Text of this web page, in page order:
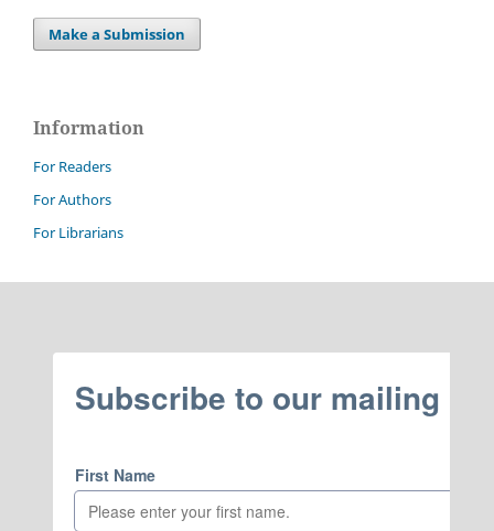
Make a Submission
Information
For Readers
For Authors
For Librarians